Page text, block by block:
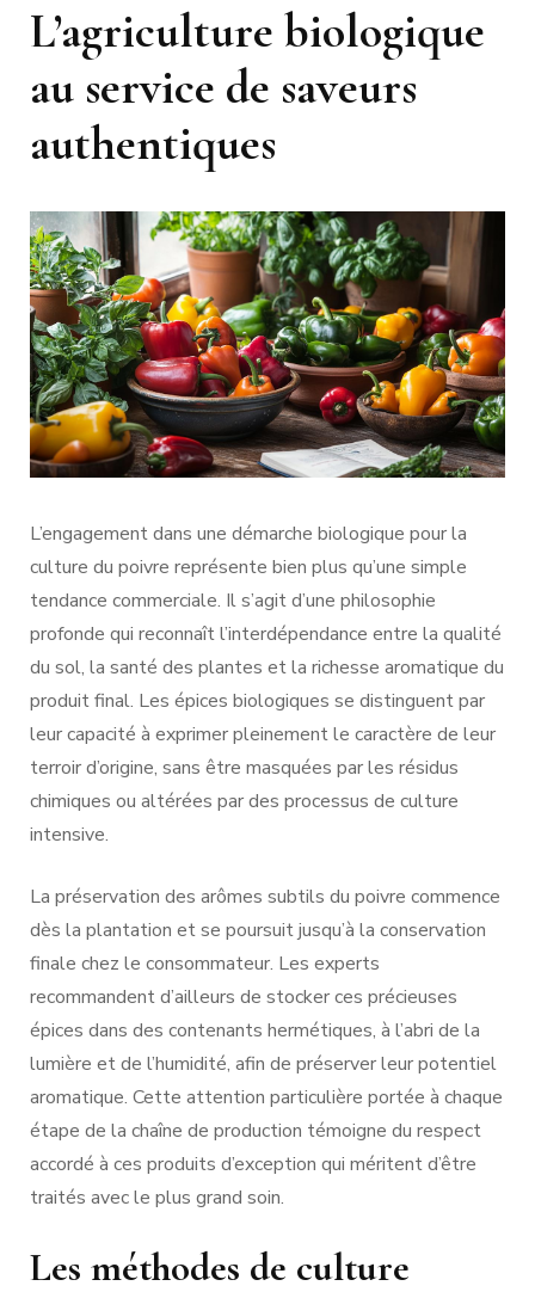
L’agriculture biologique
au service de saveurs
authentiques
L’engagement dans une démarche biologique pour la
culture du poivre représente bien plus qu’une simple
tendance commerciale. Il s’agit d’une philosophie
profonde qui reconnaît l’interdépendance entre la qualité
du sol, la santé des plantes et la richesse aromatique du
produit final. Les épices biologiques se distinguent par
leur capacité à exprimer pleinement le caractère de leur
terroir d’origine, sans être masquées par les résidus
chimiques ou altérées par des processus de culture
intensive.
La préservation des arômes subtils du poivre commence
dès la plantation et se poursuit jusqu’à la conservation
finale chez le consommateur. Les experts
recommandent d’ailleurs de stocker ces précieuses
épices dans des contenants hermétiques, à l’abri de la
lumière et de l’humidité, afin de préserver leur potentiel
aromatique. Cette attention particulière portée à chaque
étape de la chaîne de production témoigne du respect
accordé à ces produits d’exception qui méritent d’être
traités avec le plus grand soin.
Les méthodes de culture